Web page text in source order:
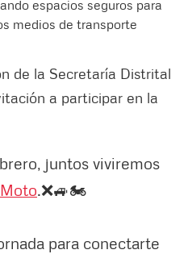
espacios seguros para
medios de transporte
de la Secretaría Distrital
a participar en la
juntos viviremos
.❌🚙🏍️
para conectarte